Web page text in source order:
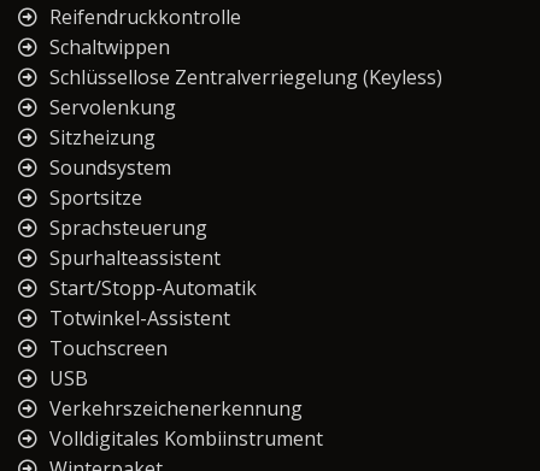
Reifendruckkontrolle
Schaltwippen
Schlüssellose Zentralverriegelung (Keyless)
Servolenkung
Sitzheizung
Soundsystem
Sportsitze
Sprachsteuerung
Spurhalteassistent
Start/Stopp-Automatik
Totwinkel-Assistent
Touchscreen
USB
Verkehrszeichenerkennung
Volldigitales Kombiinstrument